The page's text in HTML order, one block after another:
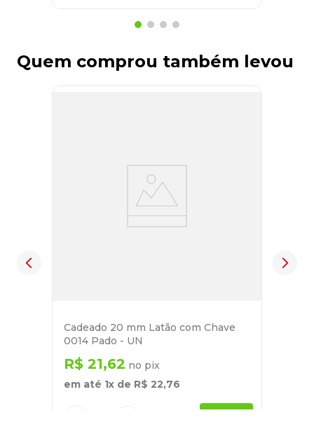
Quem comprou também levou
Cadeado 20 mm Latão com Chave
0014 Pado - UN
R$ 21,62 no pix
em até 1x de R$ 22,76